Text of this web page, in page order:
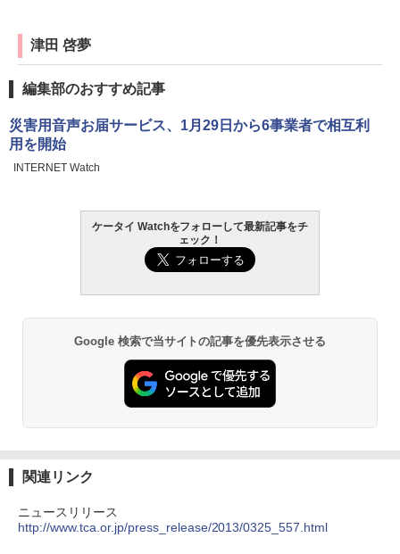
津田 啓夢
編集部のおすすめ記事
災害用音声お届サービス、1月29日から6事業者で相互利
用を開始
INTERNET Watch
ケータイ Watchをフォローして最新記事をチ
ェック！
Google 検索で当サイトの記事を優先表示させる
関連リンク
ニュースリリース
http://www.tca.or.jp/press_release/2013/0325_557.html